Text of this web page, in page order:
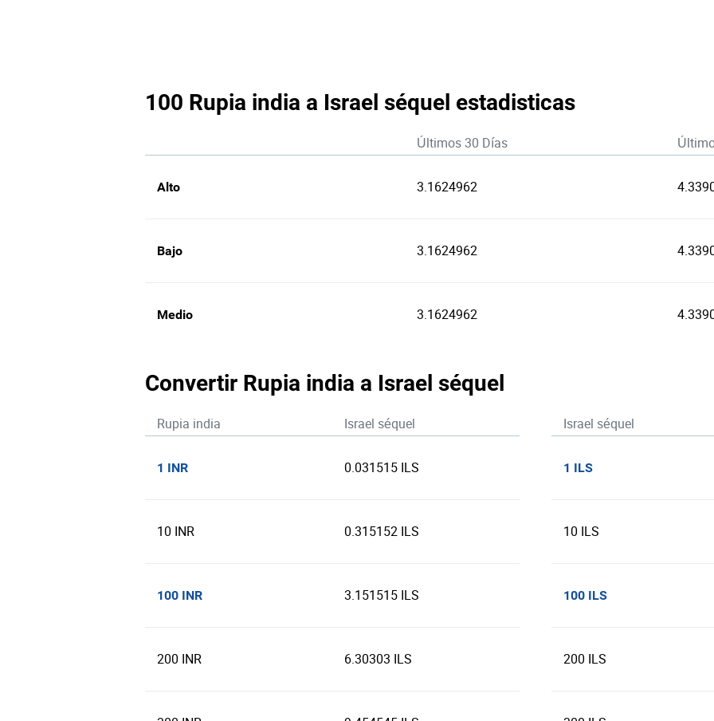
100 Rupia india a Israel séquel estadisticas
Últimos 30 Días
Alto 3.1624962
Bajo 3.1624962
Medio 3.1624962
Convertir Rupia india a Israel séquel
Rupia india Israel séquel
1 INR 0.031515 ILS
10 INR 0.315152 ILS
100 INR 3.151515 ILS
200 INR 6.30303 ILS
Israel séquel
1 ILS
10 ILS
100 ILS
200 ILS